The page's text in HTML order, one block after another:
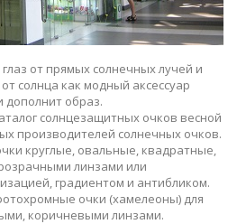
от прямых солнечных лучей и
солнца как модный аксессуар
дополнит образ.
солнцезащитных очков весной
производителей солнечных очков.
круглые, овальные, квадратные,
линзами или
градиентом и антибликом.
очки (хамелеоны) для
коричневыми линзами.